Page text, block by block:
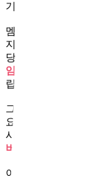
기 때문이죠.
멤버십 적립률도 같
지만 동시에 구매가
당할 수 있지만, 장
임대료를 고려해 가
립만으로는 지속 가
그래서 최근에는 배
요해지고 있습니다.
시 콘텐츠 제작비는
버십의 성장이 곧
이런 맥락에서 네이